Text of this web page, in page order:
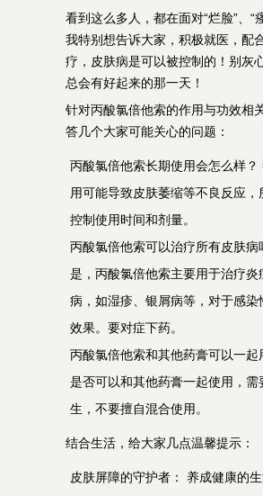
看到这么多人，都在面对“烂脸”、“
我特别想告诉大家，积极就医，配
疗，皮肤病是可以被控制的！别灰
总会有好起来的那一天！
针对丙酸氯倍他索的作用与功效相
答几个大家可能关心的问题：
丙酸氯倍他索长期使用会怎么样？
用可能导致皮肤萎缩等不良反应，
控制使用时间和剂量。
丙酸氯倍他索可以治疗所有皮肤病
是，丙酸氯倍他索主要用于治疗炎
病，如湿疹、银屑病等，对于感染
效果。要对症下药。
丙酸氯倍他索和其他药膏可以一起
是否可以和其他药膏一起使用，需
生，不要擅自混合使用。
结合生活，给大家几点温馨提示：
皮肤屏障的守护者： 养成健康的